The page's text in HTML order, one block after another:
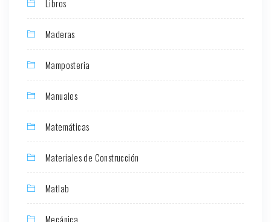
Libros
Maderas
Mamposteria
Manuales
Matemáticas
Materiales de Construcción
Matlab
Mecánica